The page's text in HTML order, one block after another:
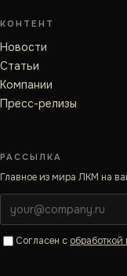
КОНТЕНТ
Новости
Статьи
Компании
Пресс-релизы
РАССЫЛКА
Главное из мира ЛКМ на
Согласен с